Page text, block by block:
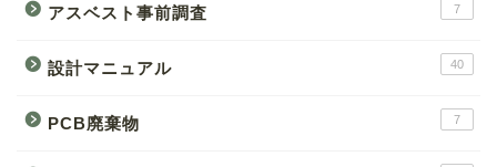
アスベスト事前調査 7
設計マニュアル 40
PCB廃棄物 7